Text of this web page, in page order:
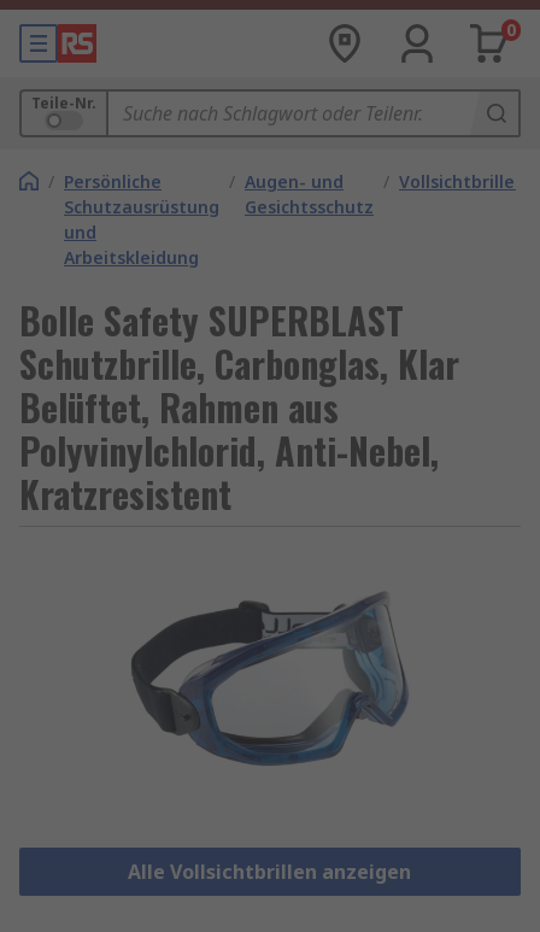
0
Teile-Nr.
/ Persönliche
Schutzausrüstung
und
Arbeitskleidung
/ Augen- und
Gesichtsschutz
/ Vollsichtbrillen
Bolle Safety SUPERBLAST
Schutzbrille, Carbonglas, Klar
Belüftet, Rahmen aus
Polyvinylchlorid, Anti-Nebel,
Kratzresistent
Alle Vollsichtbrillen anzeigen